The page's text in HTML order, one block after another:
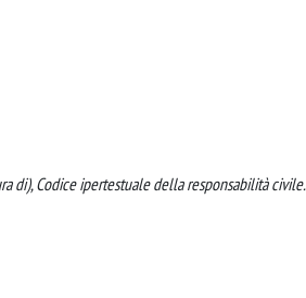
di), Codice ipertestuale della responsabilità civile.